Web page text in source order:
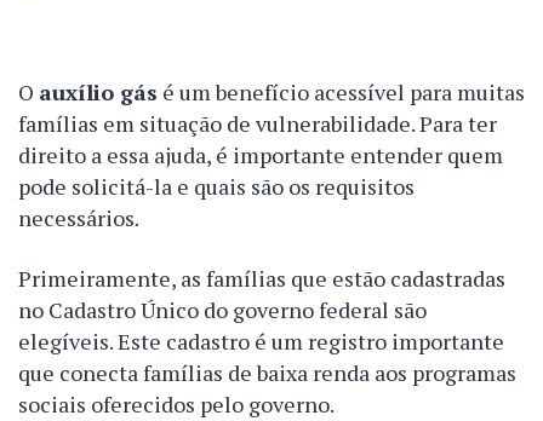
O auxílio gás é um benefício acessível para muitas
famílias em situação de vulnerabilidade. Para ter
direito a essa ajuda, é importante entender quem
pode solicitá-la e quais são os requisitos
necessários.
Primeiramente, as famílias que estão cadastradas
no Cadastro Único do governo federal são
elegíveis. Este cadastro é um registro importante
que conecta famílias de baixa renda aos programas
sociais oferecidos pelo governo.